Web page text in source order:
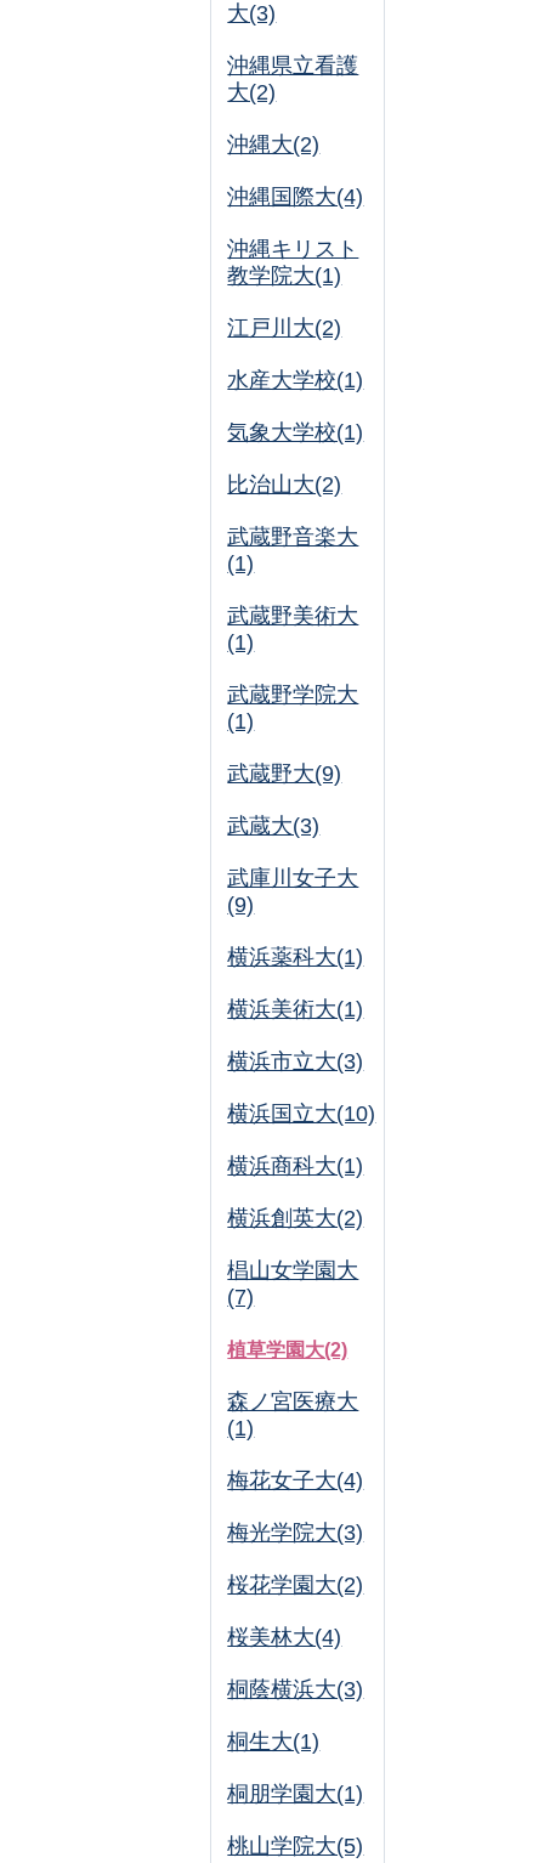
大(3)
沖縄県立看護
大(2)
沖縄大(2)
沖縄国際大(4)
沖縄キリスト
教学院大(1)
江戸川大(2)
水産大学校(1)
気象大学校(1)
比治山大(2)
武蔵野音楽大
(1)
武蔵野美術大
(1)
武蔵野学院大
(1)
武蔵野大(9)
武蔵大(3)
武庫川女子大
(9)
横浜薬科大(1)
横浜美術大(1)
横浜市立大(3)
横浜国立大(10)
横浜商科大(1)
横浜創英大(2)
椙山女学園大
(7)
植草学園大(2)
森ノ宮医療大
(1)
梅花女子大(4)
梅光学院大(3)
桜花学園大(2)
桜美林大(4)
桐蔭横浜大(3)
桐生大(1)
桐朋学園大(1)
桃山学院大(5)